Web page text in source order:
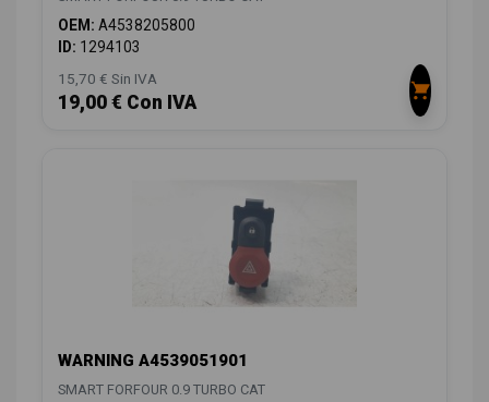
OEM: A4538205800
ID: 1294103
15,70 € Sin IVA
19,00 € Con IVA
WARNING A4539051901
SMART FORFOUR 0.9 TURBO CAT